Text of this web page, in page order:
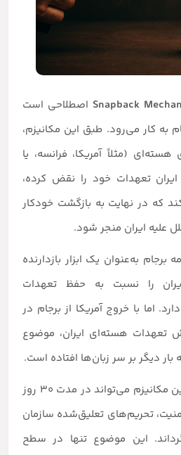
Snapback اصطلاحی است
به کار می‌رود. طبق این مکانیزم،
(مثلاً آمریکا، فرانسه، یا
تعهدات خود را نقض کرده،
کند که در نهایت به بازگشت خودکار
علیه ایران منجر شود.
برجام به‌عنوان یک ابزار بازدارنده
را نسبت به حفظ تعهدات
اما با خروج آمریکا از برجام در
کاهش تعهدات هسته‌ای ایران، موضوع
دیگر بر سر زبان‌ها افتاده است.
از نظر فنی، فعال شدن این مکانیزم می‌تواند در مدت ۳۰ روز
تحریم‌های تعلیق‌شده سازمان
این موضوع تنها در سطح